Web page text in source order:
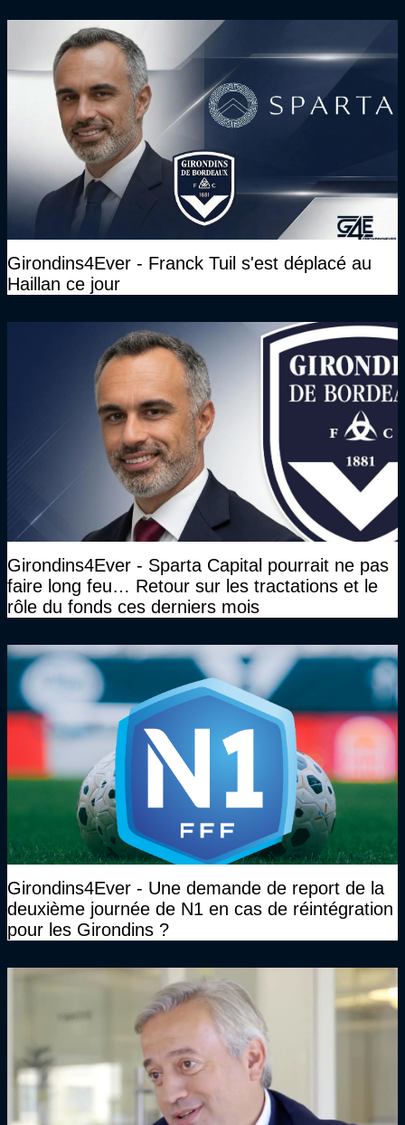
Girondins4Ever - Franck Tuil s'est déplacé au
Haillan ce jour
Girondins4Ever - Sparta Capital pourrait ne pas
faire long feu… Retour sur les tractations et le
rôle du fonds ces derniers mois
Girondins4Ever - Une demande de report de la
deuxième journée de N1 en cas de réintégration
pour les Girondins ?